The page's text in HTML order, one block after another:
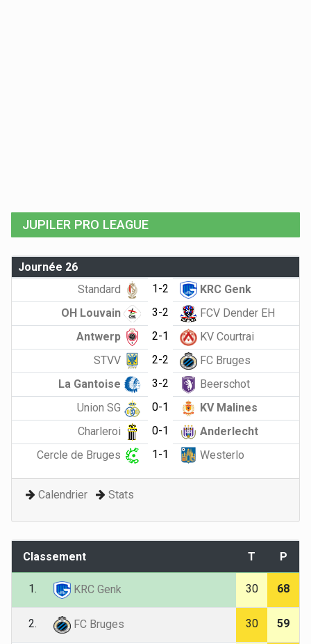
JUPILER PRO LEAGUE
Journée 26
Standard
1-2
KRC Genk
OH Louvain
3-2
FCV Dender EH
Antwerp
2-1
KV Courtrai
STVV
2-2
FC Bruges
La Gantoise
3-2
Beerschot
Union SG
0-1
KV Malines
Charleroi
0-1
Anderlecht
Cercle de Bruges
1-1 Westerlo
Calendrier Stats
Classement T P
1. KRC Genk 30 68
2. FC Bruges 30 59